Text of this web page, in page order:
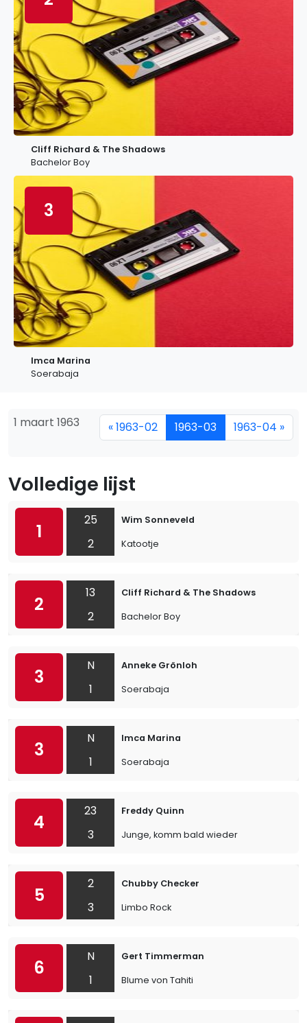
Cliff Richard & The Shadows
Bachelor Boy
3
Imca Marina
Soerabaja
1 maart 1963 « 1963-02 1963-03 1963-04 »
Volledige lijst
1
25
2
Wim Sonneveld
Katootje
2
13
2
Cliff Richard & The Shadows
Bachelor Boy
3
N
1
Anneke Grönloh
Soerabaja
3
N
1
Imca Marina
Soerabaja
4
23
3
Freddy Quinn
Junge, komm bald wieder
5
2
3
Chubby Checker
Limbo Rock
6
N
1
Gert Timmerman
Blume von Tahiti